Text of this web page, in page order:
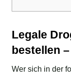
Legale
bestellen
Wer sich in der